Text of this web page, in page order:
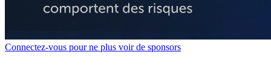
Connectez-vous pour ne plus voir de sponsors